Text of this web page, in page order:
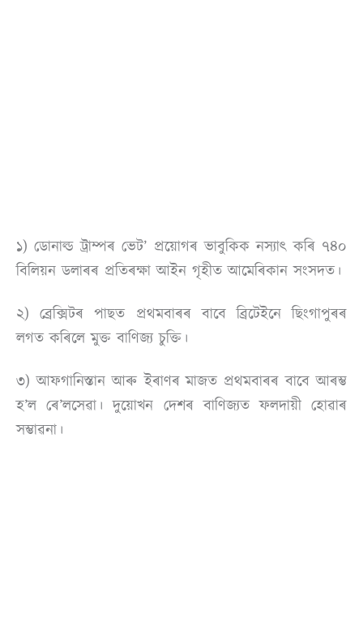
১) ডোনাল্ড ট্ৰাম্পৰ ভেট’ প্ৰয়োগৰ ভাবুকিক নস্যাৎ কৰি ৭৪০
বিলিয়ন ডলাৰৰ প্ৰতিৰক্ষা আইন গৃহীত আমেৰিকান সংসদত।
২) ব্ৰেক্সিটৰ পাছত প্ৰথমবাৰৰ বাবে ব্ৰিটেইনে ছিংগাপুৰৰ
লগত কৰিলে মুক্ত বাণিজ্য চুক্তি।
৩) আফগানিস্তান আৰু ইৰাণৰ মাজত প্ৰথমবাৰৰ বাবে আৰম্ভ
হ’ল ৰে’লসেৱা। দুয়োখন দেশৰ বাণিজ্যত ফলদায়ী হোৱাৰ
সম্ভাৱনা।